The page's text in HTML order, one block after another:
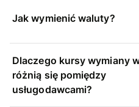
Jak wymienić waluty?
Dlaczego kursy wymiany
różnią się pomiędzy
usługodawcami?